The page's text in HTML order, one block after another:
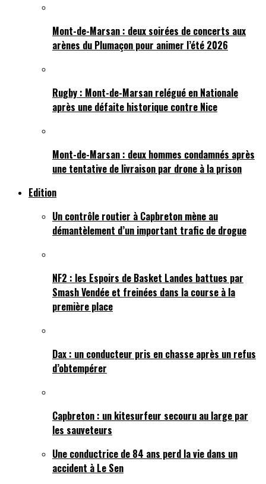
Mont-de-Marsan : deux soirées de concerts aux
arènes du Plumaçon pour animer l’été 2026
Rugby : Mont-de-Marsan relégué en Nationale
après une défaite historique contre Nice
Mont-de-Marsan : deux hommes condamnés après
une tentative de livraison par drone à la prison
Edition
Un contrôle routier à Capbreton mène au
démantèlement d’un important trafic de drogue
NF2 : les Espoirs de Basket Landes battues par
Smash Vendée et freinées dans la course à la
première place
Dax : un conducteur pris en chasse après un refus
d’obtempérer
Capbreton : un kitesurfeur secouru au large par
les sauveteurs
Une conductrice de 84 ans perd la vie dans un
accident à Le Sen